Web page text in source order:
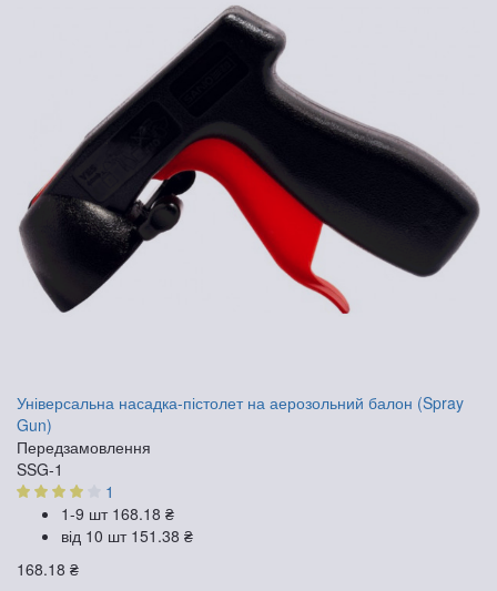
Універсальна насадка-пістолет на аерозольний балон (Spray
Gun)
Передзамовлення
SSG-1
1
1-9 шт 168.18 ₴
від 10 шт 151.38 ₴
168.18 ₴